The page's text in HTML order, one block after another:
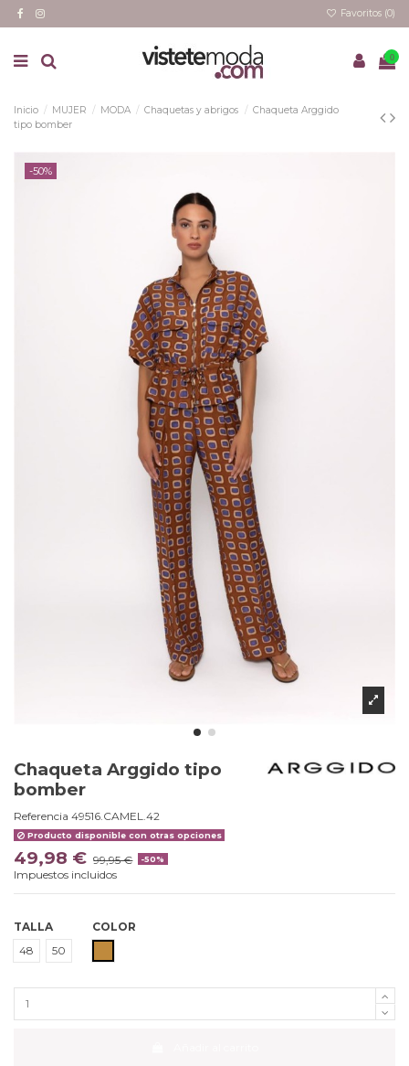
Favoritos (0)
0
Inicio MUJER MODA Chaquetas y abrigos
Chaqueta Arggido
tipo bomber
-50%
Chaqueta Arggido tipo
bomber
Referencia 49516.CAMEL.42
Producto disponible con otras opciones
49,98 € 99,95 € -50%
Impuestos incluidos
TALLA
48
50
COLOR